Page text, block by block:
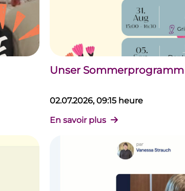
Unser
02.07.2026, 09:15 heure
En savoir plus